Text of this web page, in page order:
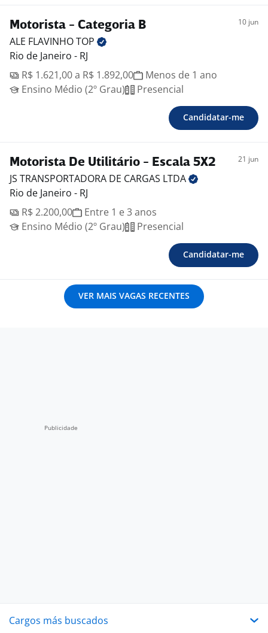
Motorista - Categoria B 10 jun
ALE FLAVINHOTOP
Rio de Janeiro - RJ
R$ 1.621,00 a R$ 1.892,00
Menos de 1 ano
Ensino Médio (2º Grau)
Presencial
Candidatar-me
Motorista De Utilitário - Escala 5X2 21 jun
JS TRANSPORTADORA DE CARGAS LTDA
Rio de Janeiro - RJ
R$ 2.200,00
Entre 1 e 3 anos
Ensino Médio (2º Grau)
Presencial
Candidatar-me
VER MAIS VAGAS RECENTES
Cargos más buscados